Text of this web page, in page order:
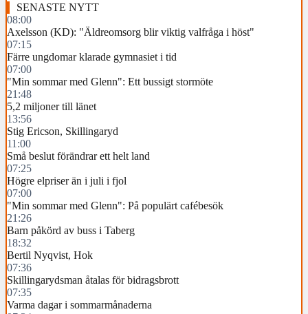
SENASTE NYTT
08:00
Axelsson (KD): "Äldreomsorg blir viktig valfråga i höst"
07:15
Färre ungdomar klarade gymnasiet i tid
07:00
"Min sommar med Glenn": Ett bussigt stormöte
21:48
5,2 miljoner till länet
13:56
Stig Ericson, Skillingaryd
11:00
Små beslut förändrar ett helt land
07:25
Högre elpriser än i juli i fjol
07:00
"Min sommar med Glenn": På populärt cafébesök
21:26
Barn påkörd av buss i Taberg
18:32
Bertil Nyqvist, Hok
07:36
Skillingarydsman åtalas för bidragsbrott
07:35
Varma dagar i sommarmånaderna